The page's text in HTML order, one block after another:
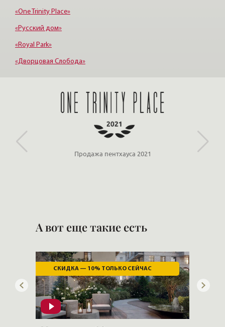
«One Trinity Place»
«Русский дом»
«Royal Park»
«Дворцовая Слобода»
Партнёр ООО «ЛСР»
А вот еще такие есть
ВИД НА НЕВУ